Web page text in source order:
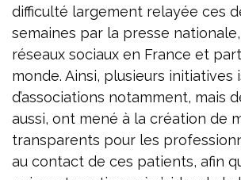
difficulté largement relayée ces
semaines par la presse
réseaux sociaux en France et
monde. Ainsi, plusieurs initiatives
d’associations notamment, mais
aussi, ont mené à la création de
transparents pour les
au contact de ces patients, afin